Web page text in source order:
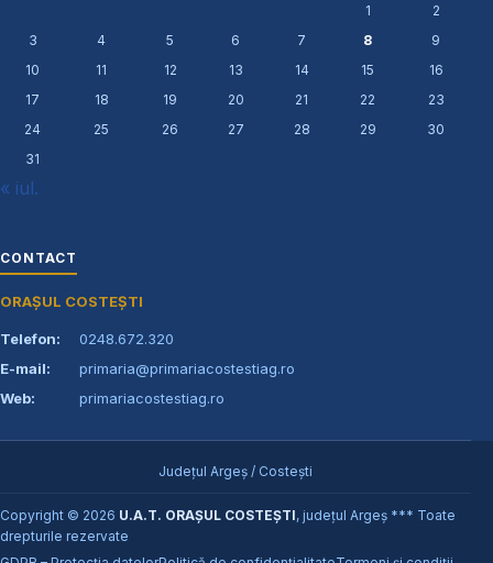
1
2
3
4 5 6 7 8
9
10
11 12 13 14 15
16
17
18 19 20 21 22
23
24
25 26 27 28 29
30
31
« iul.
CONTACT
ORAȘUL COSTEȘTI
Telefon:
0248.672.320
E-mail:
primaria@primariacostestiag.ro
Web:
primariacostestiag.ro
Județul Argeș / Costești
Copyright © 2026 U.A.T. ORAȘUL COSTEȘTI, județul Argeș *** Toate
drepturile rezervate